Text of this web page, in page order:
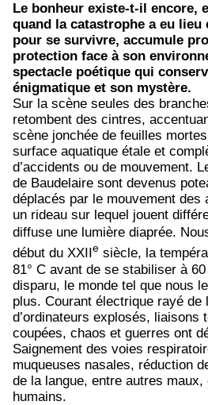
Le bonheur existe-t-il encore,
quand la catastrophe a eu lieu
pour se survivre, accumule
protection face à son
spectacle poétique qui
énigmatique et son mystère.
Sur la scène seules des
retombent des cintres,
scène jonchée de feuilles
surface aquatique étale et
d’accidents ou de mouvement.
de Baudelaire sont devenus
déplacés par le mouvement des
un rideau sur lequel jouent
diffuse une lumière diaprée.
début du XXIIe siècle, la
81° C avant de se stabiliser à
disparu, le monde tel que nous
plus. Courant électrique rayé de
d’ordinateurs explosés, liaisons
coupées, chaos et guerres ont
Saignement des voies
muqueuses nasales, réduction
de la langue, entre autres maux,
humains.